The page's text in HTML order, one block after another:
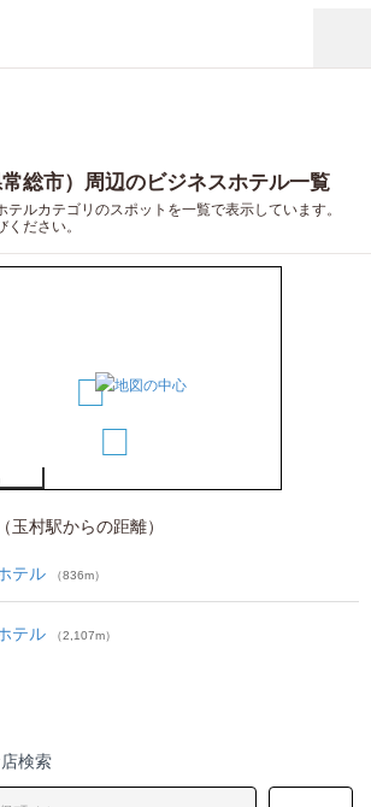
総市）周辺のビジネスホテル一覧
テルカテゴリのスポットを一覧で表示しています。
ださい。
玉村駅からの距離）
テル （836m）
テル （2,107m）
検索